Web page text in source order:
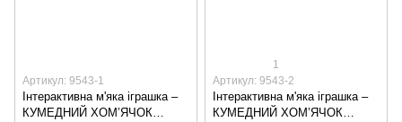
Артикул: 9543-1
Інтерактивна м'яка іграшка –
КУМЕДНИЙ ХОМ’ЯЧОК
1
Артикул: 9543-2
Інтерактивна м'яка іграшка –
КУМЕДНИЙ ХОМ’ЯЧОК